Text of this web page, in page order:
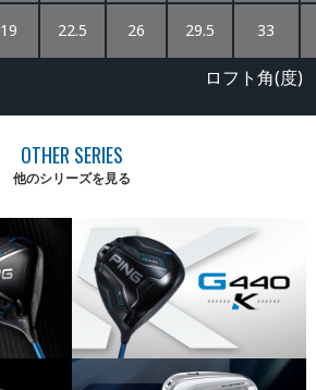
19 22.5 26 29.5 33
ロフト角(度)
OTHER SERIES
他のシリーズを見る